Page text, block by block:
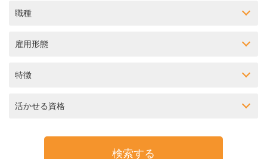
職種
雇用形態
特徴
活かせる資格